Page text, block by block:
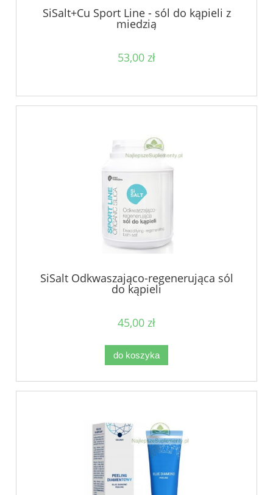
SiSalt+Cu Sport Line - sól do kąpieli z
miedzią
53,00 zł
SiSalt Odkwaszająco-regenerująca sól
do kąpieli
45,00 zł
do koszyka